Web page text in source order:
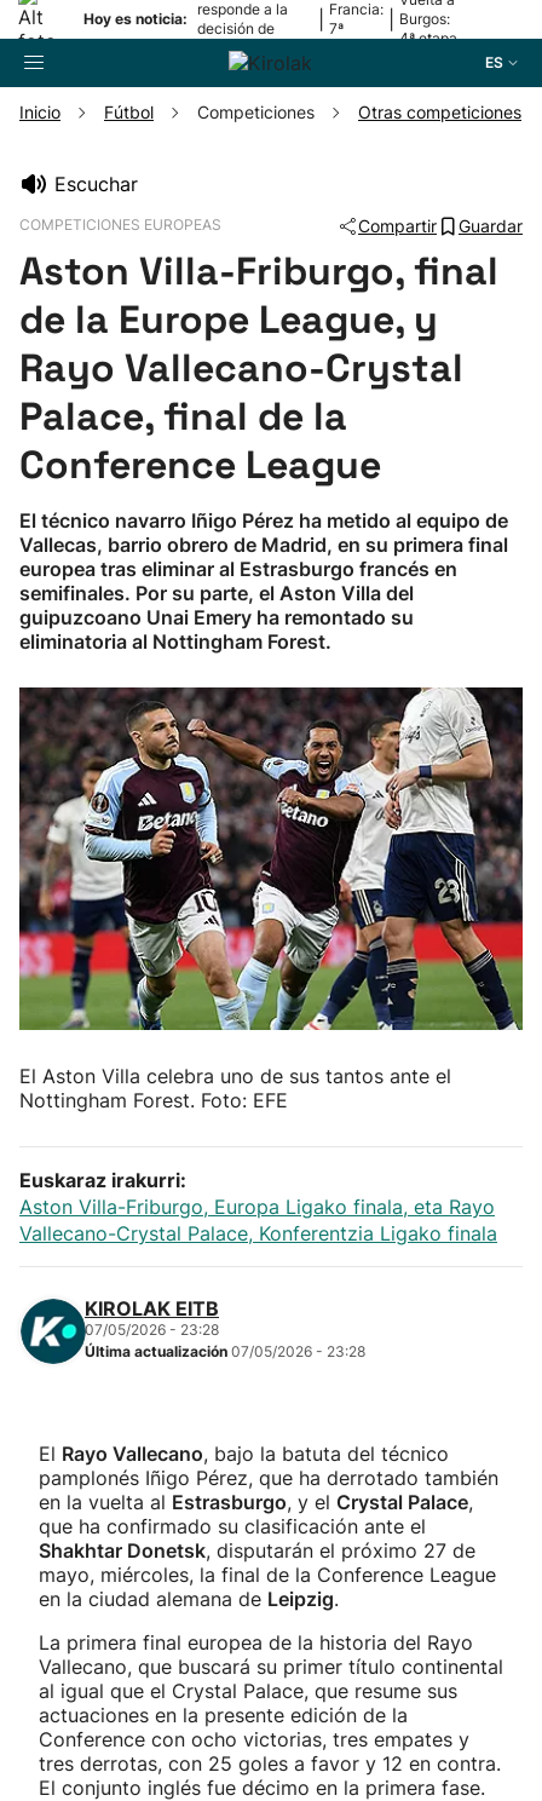
Hoy es noticia:
responde a la
decisión de
Oriamendi
Francia:
7ª
Burgos:
4ª etapa
ES
Pelota
Remo
Ciclismo
Herri-kirolak
Balonmano
Kirolak 360
Atletismo
Carreras de montaña
Más deportes
"Helmuga"
Inicio Fútbol Competiciones Otras competiciones
Escuchar
COMPETICIONES EUROPEAS Compartir Guardar
Aston Villa-Friburgo, final
de la Europe League, y
Rayo Vallecano-Crystal
Palace, final de la
Conference League
El técnico navarro Iñigo Pérez ha metido al equipo de
Vallecas, barrio obrero de Madrid, en su primera final
europea tras eliminar al Estrasburgo francés en
semifinales. Por su parte, el Aston Villa del
guipuzcoano Unai Emery ha remontado su
eliminatoria al Nottingham Forest.
El Aston Villa celebra uno de sus tantos ante el
Nottingham Forest. Foto: EFE
Euskaraz irakurri:
Aston Villa-Friburgo, Europa Ligako finala, eta Rayo
Vallecano-Crystal Palace, Konferentzia Ligako finala
KIROLAK EITB
07/05/2026 - 23:28
Última actualización 07/05/2026 - 23:28
El Rayo Vallecano, bajo la batuta del técnico
pamplonés Iñigo Pérez, que ha derrotado también
en la vuelta al Estrasburgo, y el Crystal Palace,
que ha confirmado su clasificación ante el
Shakhtar Donetsk, disputarán el próximo 27 de
mayo, miércoles, la final de la Conference League
en la ciudad alemana de Leipzig.
La primera final europea de la historia del Rayo
Vallecano, que buscará su primer título continental
al igual que el Crystal Palace, que resume sus
actuaciones en la presente edición de la
Conference con ocho victorias, tres empates y
tres derrotas, con 25 goles a favor y 12 en contra.
El conjunto inglés fue décimo en la primera fase.